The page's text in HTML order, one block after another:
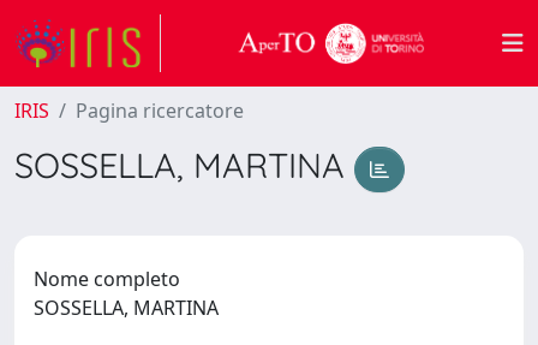
IRIS Pagina ricercatore
SOSSELLA, MARTINA
Nome completo
SOSSELLA, MARTINA